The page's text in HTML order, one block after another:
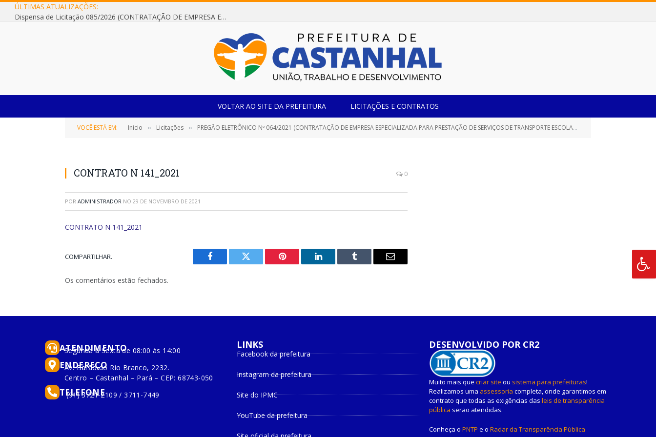
ÚLTIMAS ATUALIZAÇÕES:
Dispensa de Licitação 085/2026 (CONTRATAÇÃO DE EMPRESA ESPECIALIZADA NA FABRICAÇÃO DE MÓVEIS SOB MEDIDA COM ESTRUTURA METÁLICA EM METALON PARA ATENDIMENTO DAS NECESSIDADES DA SALA SIMOV DA EMEF MADRE MARIA VIGANÓ)
VOLTAR AO SITE DA PREFEITURA LICITAÇÕES E CONTRATOS
VOCÊ ESTÁ EM: Inicio » Licitações » PREGÃO ELETRÔNICO Nº 064/2021 (CONTRATAÇÃO DE EMPRESA ESPECIALIZADA PARA PRESTAÇÃO DE SERVIÇOS DE TRANSPORTE ESCOLAR PARA ALUNOS EM ZONEAMENTO RURAL DA REDE MUNICIPAL E ESTADUAL DE ENSINO)
CONTRATO N 141_2021 0
POR ADMINISTRADOR NO 29 DE NOVEMBRO DE 2021
CONTRATO N 141_2021
COMPARTILHAR.
Facebook Twitter Pinterest
O
Tumblr
E-
Os comentários estão fechados.
ATENDIMENTO
Segunda à Sexta de 08:00 às 14:00
ENDEREÇO
Av. Barão do Rio Branco, 2232.
Centro – Castanhal – Pará – CEP: 68743-050
TELEFONE
(91) 3721-2109 / 3711-7449
LINKS
Facebook da prefeitura
Instagram da prefeitura
Site do IPMC
YouTube da prefeitura
DESENVOLVIDO POR CR2
Muito mais que criar site ou sistema para prefeituras!
Realizamos uma assessoria completa, onde garantimos em
contrato que todas as exigências das leis de transparência
pública serão atendidas.
Conheça o PNTP e o Radar da Transparência Pública